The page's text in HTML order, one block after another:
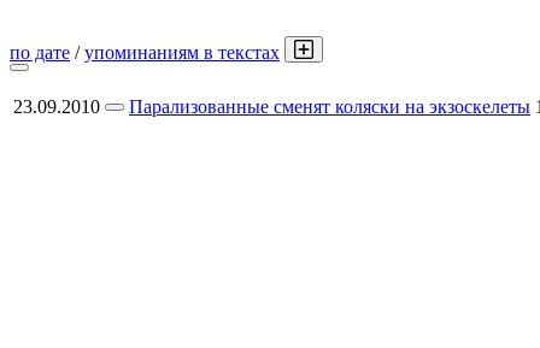
по дате /упоминаниям в текстах
23.09.2010 Парализованные сменят коляски на экзоскелеты